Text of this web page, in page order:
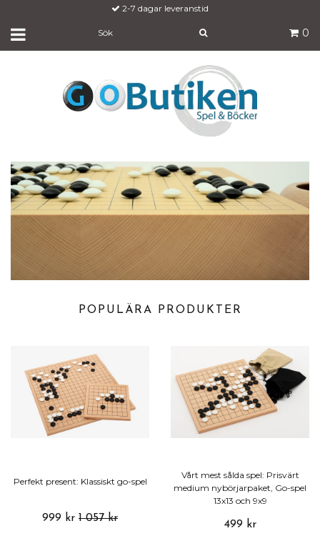
2-7 dagar leveranstid
0
POPULÄRA PRODUKTER
Perfekt present: Klassiskt go-spel
999 kr 1 057 kr
Vårt mest sålda spel: Prisvärt
medium nybörjarpaket, Go-spel
13x13 och 9x9
499 kr